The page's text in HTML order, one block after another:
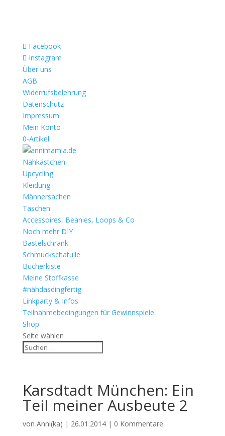
Facebook
Instagram
Über uns
AGB
Widerrufsbelehrung
Datenschutz
Impressum
Mein Konto
0-Artikel
Nähkästchen
Upcycling
Kleidung
Männersachen
Taschen
Accessoires, Beanies, Loops & Co
Noch mehr DIY
Bastelschrank
Schmuckschatulle
Bücherkiste
Meine Stoffkasse
#nähdasdingfertig
Linkparty & Infos
Teilnahmebedingungen für Gewinnspiele
Shop
Seite wählen
Karsdtadt München: Ein
Teil meiner Ausbeute 2
von Anni(ka) | 26.01.2014| 0 Kommentare